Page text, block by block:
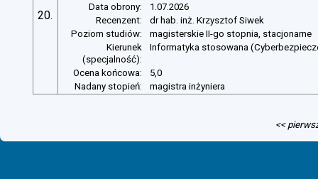
20.
Data obrony:
1.07.2026
Recenzent:
dr hab. inż. Krzysztof Siwek
Poziom studiów:
magisterskie II-go stopnia, stacjonarne
Kierunek
(specjalność):
Informatyka stosowana
Ocena końcowa:
5,0
Nadany stopień:
magistra inżyniera
<<